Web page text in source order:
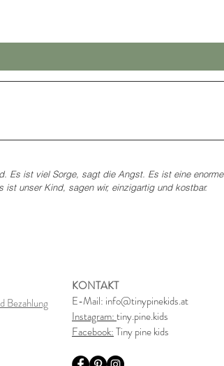
Es ist viel Sorge, sagt die Angst. Es ist eine enorme
unser Kind, sagen wir, einzigartig und kostbar.
Bezahlung
KONTAKT
E-Mail: info@tinypinekids.at
Instagram:tiny.pine.kids
Facebook:Tiny pine kids